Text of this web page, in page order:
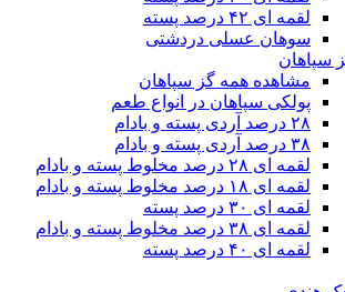
لقمه ای ۴۲ درصد پسته
سوهان عسلی دردشتی
سپاهان
مشاهده همه گز سپاهان
پولکی سپاهان در انواع طعم
۲۸ درصد آردی پسته و بادام
۳۸ درصد آردی پسته و بادام
لقمه ای ۲۸ درصد مخلوط پسته و بادام
لقمه ای ۱۸ درصد مخلوط پسته و بادام
لقمه ای ۳۰ درصد پسته
لقمه ای ۳۸ درصد مخلوط پسته و بادام
لقمه ای ۴۰ درصد پسته